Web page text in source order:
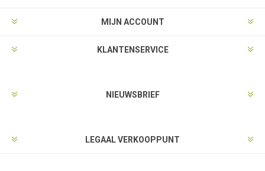
MIJN ACCOUNT
KLANTENSERVICE
NIEUWSBRIEF
LEGAAL VERKOOPPUNT